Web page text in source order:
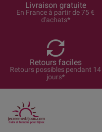
Livraison gratuite
En France à partir de 75 €
d'achats*
Retours faciles
Retours possibles pendant 14
jours*